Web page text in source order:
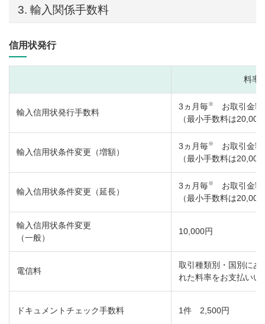
3. 輸入関係手数料
信用状発行
料率
輸入信用状発行手数料
3ヵ月毎※
お取引金額
（最小手数料は
輸入信用状条件変更（増額）
3ヵ月毎※
お取引金額
（最小手数料は
輸入信用状条件変更（延長）
3ヵ月毎※
お取引金額
（最小手数料は
輸入信用状条件変更
（一般）
10,000円
電信料
取引種類別・国別にあ
れた料率をお支払いい
ドキュメントチェック手数料 1件 2,500円